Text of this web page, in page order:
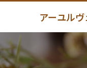
アーユル